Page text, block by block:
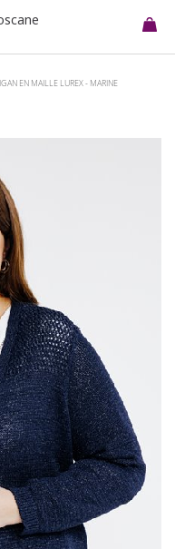
EN MAILLE LUREX - MARINE